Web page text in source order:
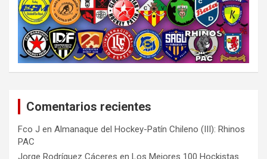
Comentarios recientes
Fco J en Almanaque del Hockey-Patín Chileno (III): Rhinos
PAC
Jorge Rodríguez Cáceres en Los Mejores 100 Hockistas